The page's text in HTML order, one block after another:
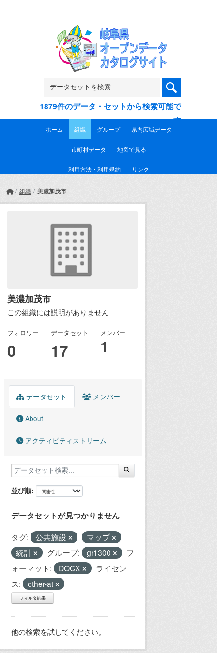
1879件のデータ・セットから検索可能で
す
ホーム 組織 グループ 県内広域データ
市町村データ 地図で見る
利用方法・利用規約 リンク
組織 美濃加茂市
美濃加茂市
この組織には説明がありません
フォロワー
0
データセット
17
メンバー
1
データセット メンバー
About
アクティビティストリーム
並び順
データセットが見つかりません
タグ: 公共施設
マップ
統計
グループ: gr1300
フ
ォーマット:
DOCX
ライセン
ス:
other-at
フィルタ結果
他の検索を試してください。